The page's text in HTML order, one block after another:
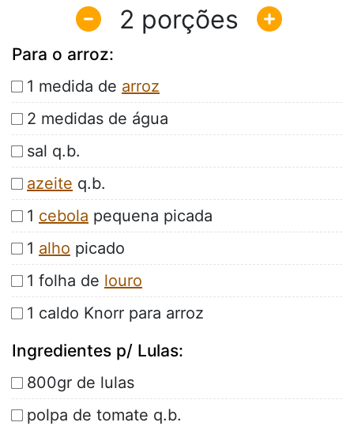
2
Para o arroz:
1 medida de arroz
2 medidas de água
sal q.b.
azeite q.b.
1 cebola pequena picada
1 alho picado
1 folha de louro
1 caldo Knorr para arroz
Ingredientes p/ Lulas:
800gr de lulas
polpa de tomate q.b.